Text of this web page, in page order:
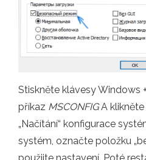
Stiskněte klávesy Windows
příkaz MSCONFIGA klikněte
„Načítání“ konfigurace
systém, označte položku